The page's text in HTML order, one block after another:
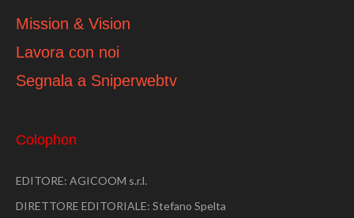
Mission & Vision
Lavora con noi
Segnala a Sniperwebtv
Colophon
EDITORE: AGICOOM s.r.l.
DIRETTORE EDITORIALE: Stefano Spelta